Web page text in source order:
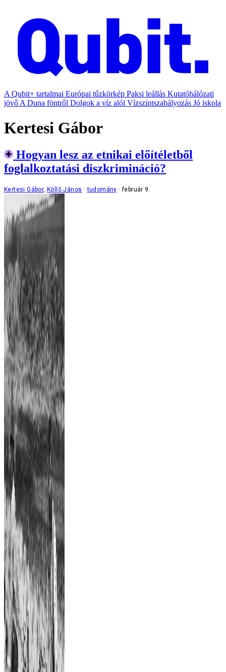
A Qubit+ tartalmai Európai tűzkörkép Paksi leállás Kutatóhálózati
jövő A Duna föntről Dolgok a víz alól Vízszintszabályozás Jó iskola
Kertesi Gábor
Hogyan lesz az etnikai előítéletből
foglalkoztatási diszkrimináció?
Kertesi Gábor, Köllő János tudomány február 9.